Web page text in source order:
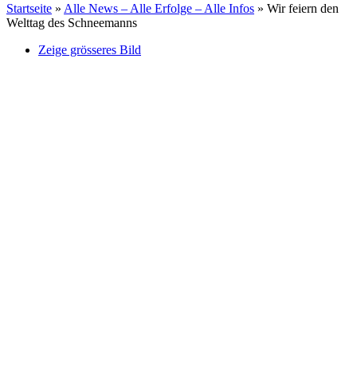
Startseite » Alle News – Alle Erfolge – Alle Infos » Wir feiern den
Welttag des Schneemanns
Zeige grösseres Bild